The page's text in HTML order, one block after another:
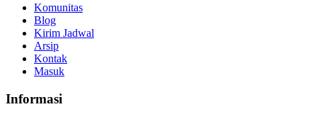
Komunitas
Blog
Kirim Jadwal
Arsip
Kontak
Masuk
Informasi